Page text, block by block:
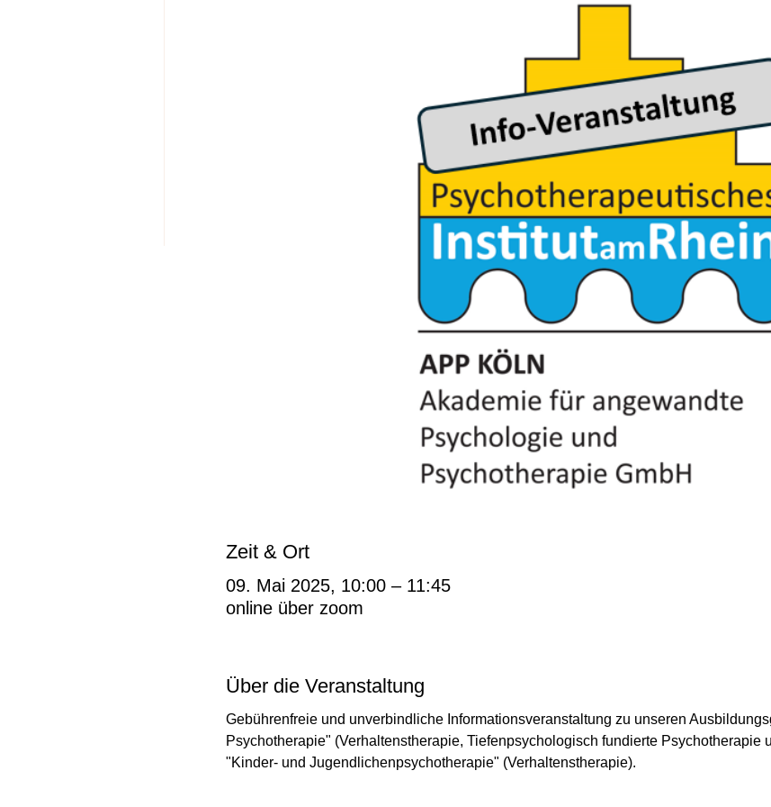
Zeit & Ort
09. Mai 2025, 10:00 – 11:45
online über zoom
Über die Veranstaltung
Gebührenfreie und unverbindliche Informationsveranstaltung zu unseren
Psychotherapie" (Verhaltenstherapie, Tiefenpsychologisch fundierte Psychotherapie
"Kinder- und Jugendlichenpsychotherapie" (Verhaltenstherapie).